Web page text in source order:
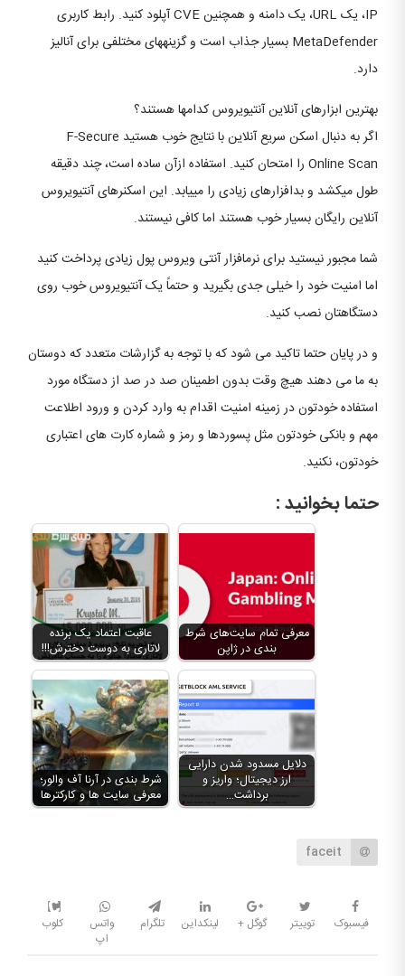
IP، یک URL، یک دامنه و همچنین CVE آپلود کنید. رابط کاربری
MetaDefender بسیار جذاب است و گزینه‎های مختلفی برای آنالیز
دارد.
بهترین ابزارهای آنلاین آنتی‎ویروس کدام‎ها هستند؟
اگر به دنبال اسکن سریع آنلاین با نتایج خوب هستید F-Secure
Online Scan را امتحان کنید. استفاده ازآن ساده است، چند دقیقه
طول می‎کشد و بدافزارهای زیادی را می‎یابد. این اسکنرهای آنتی‎ویروس
آنلاین رایگان بسیار خوب هستند اما کافی نیستند.
شما مجبور نیستید برای نرم‎افزار آنتی ویروس پول زیادی پرداخت کنید
اما امنیت خود را خیلی جدی بگیرید و حتماً یک آنتی‎ویروس خوب روی
دستگاهتان نصب کنید.
و در پایان حتما تاکید می شود که با توجه به گزارشات متعدد که دوستان
به ما می دهند هیچ وقت بدون اطمینان صد در صد از دستگاه مورد
استفاده خودتون در زمینه امنیت اقدام به وارد کردن و ورود اطلاعت
مهم و بانکی خودتون مثل پسوردها و رمز و شماره کارت های اعتباری
خودتون، نکنید.
حتما بخوانید :
عاقبت اعتماد یک برنده
لاتاری به دوست دخترش!!!
معرفی تمام سایت‌های شرط
بندی در ژاپن
شرط بندی در آرنا آف والور؛
معرفی سایت ها و کارکترها
دلایل مسدود شدن دارایی
ارز دیجیتال؛ واریز و
برداشت…
faceit
فیسبوک توییتر گوگل + لینکداین تلگرام
واتس
اپ
کلوب